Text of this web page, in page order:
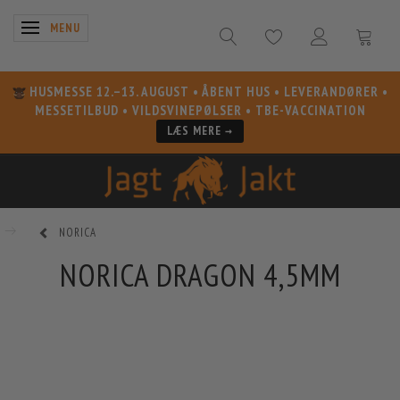
SKIFTE NAVIGATION
MENU
HUSMESSE 12.–13. AUGUST • ÅBENT HUS • LEVERANDØRER •
MESSETILBUD • VILDSVINEPØLSER • TBE-VACCINATION
LÆS MERE →
NORICA
NORICA DRAGON 4,5MM